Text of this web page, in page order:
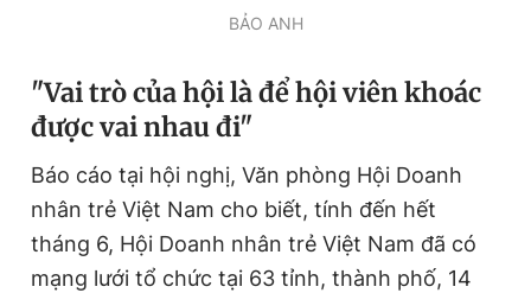
BẢO ANH
"Vai trò của hội là để hội viên khoác
được vai nhau đi"
Báo cáo tại hội nghị, Văn phòng Hội Doanh
nhân trẻ Việt Nam cho biết, tính đến hết
tháng 6, Hội Doanh nhân trẻ Việt Nam đã có
mạng lưới tổ chức tại 63 tỉnh, thành phố, 14